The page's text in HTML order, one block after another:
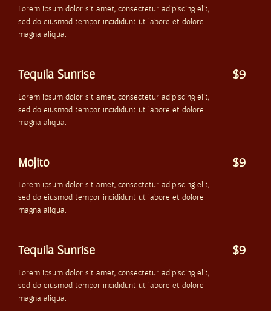
Lorem ipsum dolor sit amet, consectetur adipiscing elit,
sed do eiusmod tempor incididunt ut labore et dolore
magna aliqua.
Tequila Sunrise
Lorem ipsum dolor sit amet, consectetur adipiscing elit,
sed do eiusmod tempor incididunt ut labore et dolore
magna aliqua.
$9
Mojito
Lorem ipsum dolor sit amet, consectetur adipiscing elit,
sed do eiusmod tempor incididunt ut labore et dolore
magna aliqua.
$9
Tequila Sunrise
Lorem ipsum dolor sit amet, consectetur adipiscing elit,
sed do eiusmod tempor incididunt ut labore et dolore
magna aliqua.
$9